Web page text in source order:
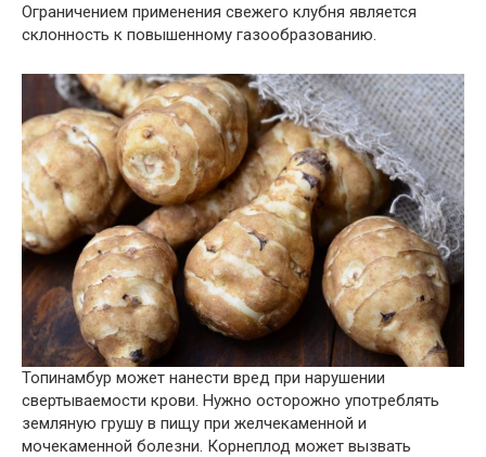
Ограничением применения свежего клубня является
склонность к повышенному газообразованию.
Топинамбур может нанести вред при нарушении
свертываемости крови. Нужно осторожно употреблять
земляную грушу в пищу при желчекаменной и
мочекаменной болезни. Корнеплод может вызвать